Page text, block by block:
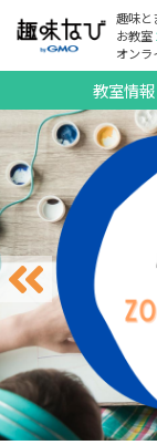
趣味と
お教室
オン
教室情報